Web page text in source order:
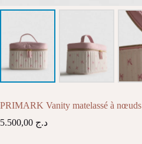
PRIMARK Vanity matelassé à nœuds
د.ج